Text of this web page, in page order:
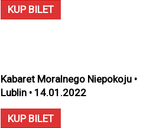
KUP BILET
Kabaret Moralnego Niepokoju •
Lublin • 14.01.2022
KUP BILET